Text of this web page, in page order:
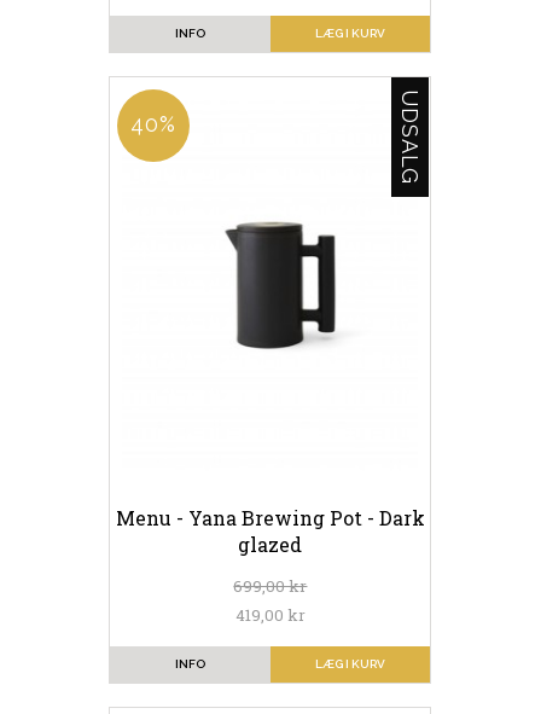
LÆG I KURV
INFO
40% UDSALG
Menu - Yana Brewing Pot - Dark
glazed
699,00 kr
419,00 kr
LÆG I KURV
INFO